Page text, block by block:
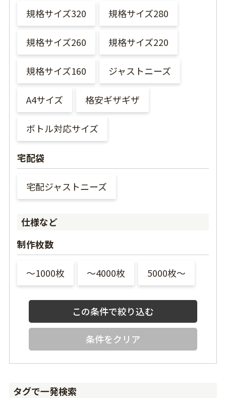
規格サイズ320 規格サイズ280
規格サイズ260 規格サイズ220
規格サイズ160 ジャストニーズ
A4サイズ 格安ギザギザ
ボトル対応サイズ
宅配袋
宅配ジャストニーズ
仕様など
制作枚数
〜1000枚 〜4000枚 5000枚〜
条件をクリア
タグで一発検索